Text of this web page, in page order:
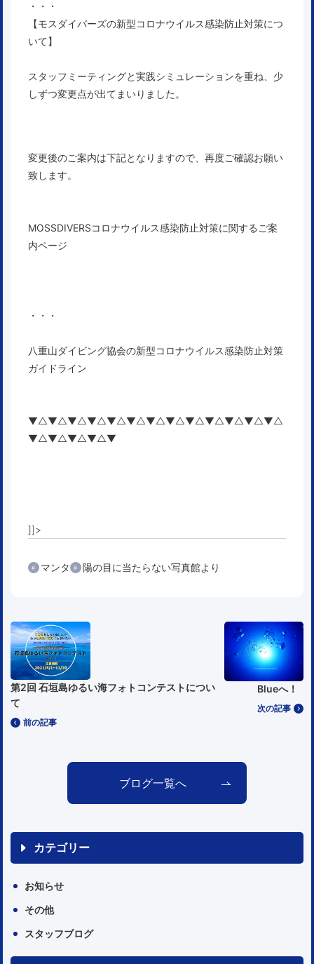
・・・
【モスダイバーズの新型コロナウイルス感染防止対策につ
いて】
スタッフミーティングと実践シミュレーションを重ね、少
しずつ変更点が出てまいりました。
変更後のご案内は下記となりますので、 再度ご確認お願い
致します。
MOSSDIVERSコロナウイルス感染防止対策に関するご案
内ページ
・・・
八重山ダイビング協会の新型コロナウイルス感染防止対策
ガイドライン
▼△▼△▼△▼△▼△▼△▼△▼△▼△▼△▼△▼△▼△
▼△▼△▼△▼△▼
]]>
マンタ 陽の目に当たらない写真館より
前の記事
第2回 石垣島ゆるい海フォトコンテストについ
て
次の記事
Blueへ！
ブログ一覧へ
カテゴリー
お知らせ
その他
スタッフブログ